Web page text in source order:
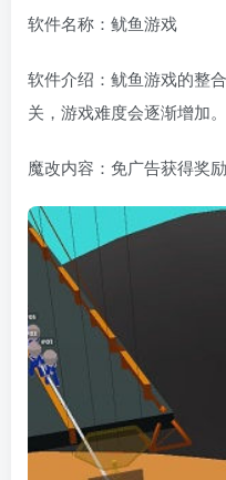
软件名称：鱿鱼游戏
软件介绍：鱿鱼游戏的整
关，游戏难度会逐渐增加。
魔改内容：免广告获得奖励